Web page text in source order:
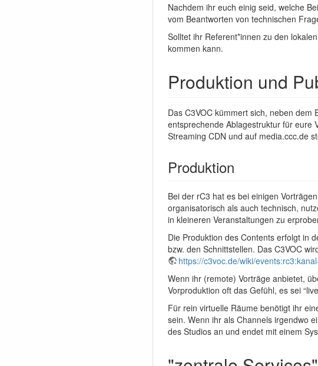
Nachdem ihr euch einig seid, welche
vom Beantworten von technischen
Solltet ihr Referent*innen zu den
kommen kann.
Produktion und
Das C3VOC kümmert sich, neben
entsprechende Ablagestruktur für eure
Streaming CDN und auf media.ccc.de
Produktion
Bei der rC3 hat es bei einigen
organisatorisch als auch technisch,
in kleineren Veranstaltungen zu
Die Produktion des Contents erfolgt in
bzw. den Schnittstellen. Das C3VOC
https://c3voc.de/wiki/
Wenn ihr (remote) Vorträge anbietet,
Vorproduktion oft das Gefühl, es sei
Für rein virtuelle Räume benötigt ihr
sein. Wenn ihr als Channels irgendwo
des Studios an und endet mit einem